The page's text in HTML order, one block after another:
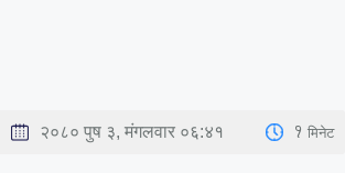
२०८० पुष ३, मंगलवार ०६:४१ 1 मिनेट